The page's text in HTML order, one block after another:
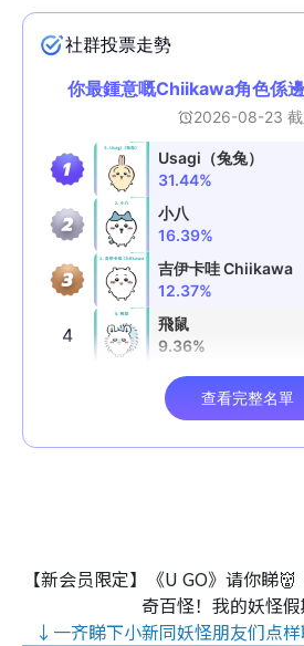
【新会员限定】《U GO》请你睇
奇百怪！我的妖怪假
↓一齐睇下小新同妖怪朋友们点